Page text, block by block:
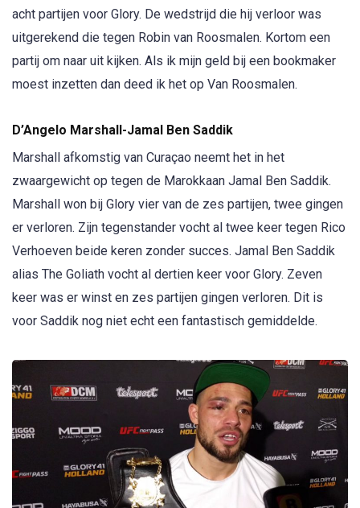
acht partijen voor Glory. De wedstrijd die hij verloor was
uitgerekend die tegen Robin van Roosmalen. Kortom een
partij om naar uit kijken. Als ik mijn geld bij een bookmaker
moest inzetten dan deed ik het op Van Roosmalen.
D’Angelo Marshall-Jamal Ben Saddik
Marshall afkomstig van Curaçao neemt het in het
zwaargewicht op tegen de Marokkaan Jamal Ben Saddik.
Marshall won bij Glory vier van de zes partijen, twee gingen
er verloren. Zijn tegenstander vocht al twee keer tegen Rico
Verhoeven beide keren zonder succes. Jamal Ben Saddik
alias The Goliath vocht al dertien keer voor Glory. Zeven
keer was er winst en zes partijen gingen verloren. Dit is
voor Saddik nog niet echt een fantastisch gemiddelde.